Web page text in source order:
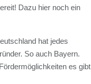
Dazu hier noch ein
hat jedes
So auch Bayern.
es gibt